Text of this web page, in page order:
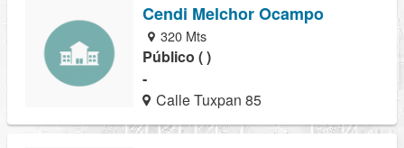
Cendi Melchor Ocampo
320 Mts
Público ( )
-
Calle Tuxpan 85